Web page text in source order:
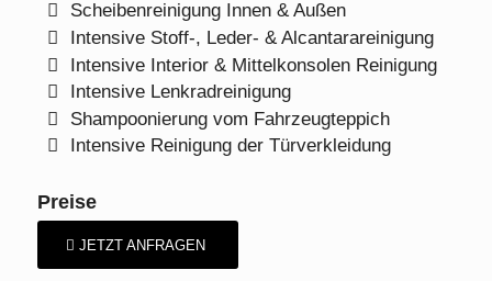
Scheibenreinigung Innen & Außen
Intensive Stoff-, Leder- & Alcantarareinigung
Intensive Interior & Mittelkonsolen Reinigung
Intensive Lenkradreinigung
Shampoonierung vom Fahrzeugteppich
Intensive Reinigung der Türverkleidung
Preise
JETZT ANFRAGEN